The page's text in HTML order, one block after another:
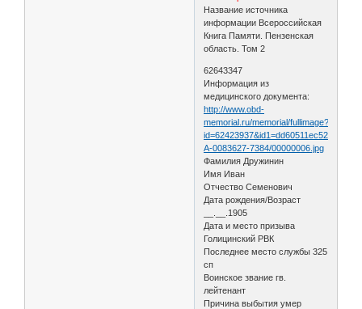
Название источника
информации Всероссийская
Книга Памяти. Пензенская
область. Том 2
62643347
Информация из
медицинского документа:
http://www.obd-
memorial.ru/memorial/fullimage?
А-0083627-7384/00000006.jpg
Фамилия Дружинин
Имя Иван
Отчество Семенович
Дата рождения/Возраст
__.__.1905
Дата и место призыва
Голицинский РВК
Последнее место службы 325
сп
Воинское звание гв.
лейтенант
Причина выбытия умер